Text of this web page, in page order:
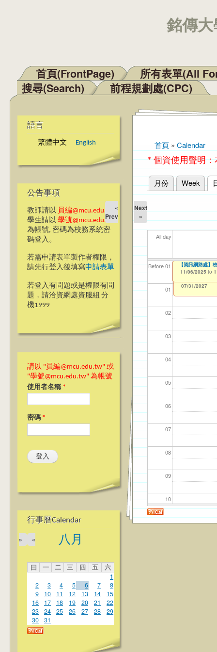
銘傳
主選單
首頁(FrontPage)
所有表單(All
搜尋(Search)
前程規劃處(CPC)
語言
繁體中文 English
公告事項
教師請以 員編@mcu.edu.tw
學生請以 學號@mcu.edu.tw
為帳號, 密碼為校務系統密
碼登入。
若需申請表單製作者權限，
請先行登入後填寫申請表單
若登入有問題或是權限有問
題，請洽資網處資服組 分
機1999
請以 "員編@mcu.edu.tw" 或
"學號@mcu.edu.tw" 為帳號
使用者名稱 *
密碼 *
行事曆Calendar
八月
«
»
曰 一 二 三 四 五
六
1
2
3 4 5 6 7
8
9
10 11 12 13 14
15
16
17 18 19 20 21
22
23
24 25 26 27 28
29
30
31
您在這裡
首頁 » Calendar
* 個資使用聲明
主要索引標籤
月份 Week
«
Prev
Next
»
All day
Before 01
01
02
03
04
05
06
07
08
09
10
11
【資網處】
整合系統～表單
12/31/2027
【財務處】工讀
11/12/2021 to
【財務處】漏打
錄
07/31/2027
114
04/
114
02/
114
03/
【學
07/
114
09/
商品
11/
Moving Minds:
09/15/2025 to
【資訊網路處】
10/29/2025 to
【資訊網路處
11/06/2025 to